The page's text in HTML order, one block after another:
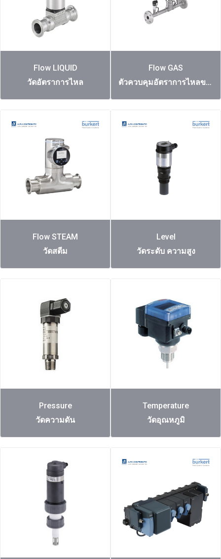
Flow LIQUID
วัดอัตราการไหล
Flow GAS
ตัวควบคุมอัตราการไหลของก๊าซ
Flow STEAM
วัดสตีม
Level
วัดระดับ ความสูง
Pressure
วัดความดัน
Temperature
วัดอุณหภูมิ